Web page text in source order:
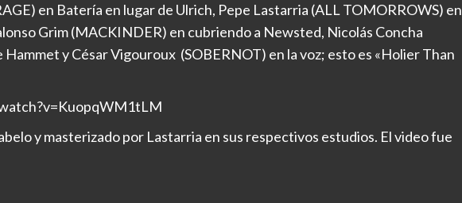
en Batería en lugar de Ulrich, Pepe Lastarria (ALL TOMORROWS) en
Grim (MACKINDER) en cubriendo a Newsted, Nicolás Concha
Hammet y César Vigouroux (SOBERNOT) en la voz; esto es «Holier Than
y masterizado por Lastarria en sus respectivos estudios. El video fue